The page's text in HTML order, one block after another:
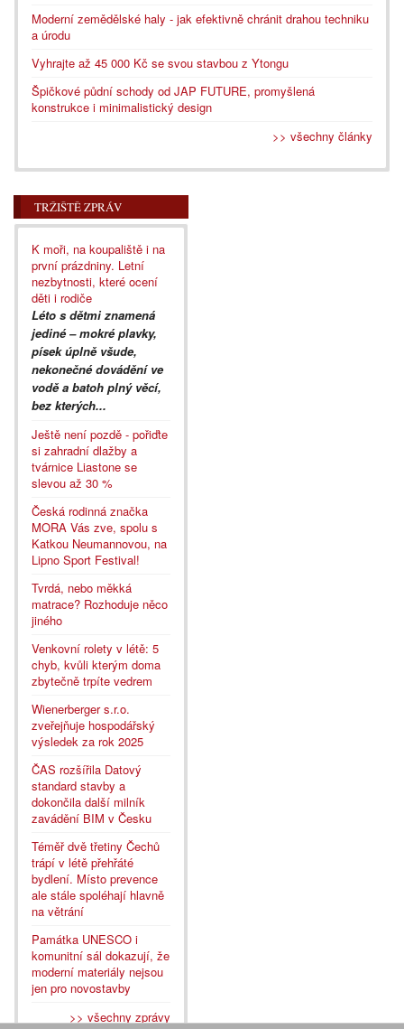
Moderní zemědělské haly - jak efektivně chránit drahou techniku
a úrodu
Vyhrajte až 45 000 Kč se svou stavbou z Ytongu
Špičkové půdní schody od JAP FUTURE, promyšlená
konstrukce i minimalistický design
>> všechny články
TRŽIŠTĚ ZPRÁV
K moři, na koupaliště i na
první prázdniny. Letní
nezbytnosti, které ocení
děti i rodiče
Léto s dětmi znamená
jediné – mokré plavky,
písek úplně všude,
nekonečné dovádění ve
vodě a batoh plný věcí,
bez kterých...
Ještě není pozdě - pořiďte
si zahradní dlažby a
tvárnice Liastone se
slevou až 30 %
Česká rodinná značka
MORA Vás zve, spolu s
Katkou Neumannovou, na
Lipno Sport Festival!
Tvrdá, nebo měkká
matrace? Rozhoduje něco
jiného
Venkovní rolety v létě: 5
chyb, kvůli kterým doma
zbytečně trpíte vedrem
Wienerberger s.r.o.
zveřejňuje hospodářský
výsledek za rok 2025
ČAS rozšířila Datový
standard stavby a
dokončila další milník
zavádění BIM v Česku
Téměř dvě třetiny Čechů
trápí v létě přehřáté
bydlení. Místo prevence
ale stále spoléhají hlavně
na větrání
Památka UNESCO i
komunitní sál dokazují, že
moderní materiály nejsou
jen pro novostavby
>> všechny zprávy